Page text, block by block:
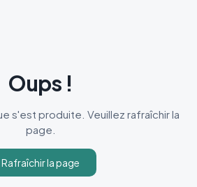
Oups !
s'est produite. Veuillez rafraîchir la
page.
Rafraîchir la page